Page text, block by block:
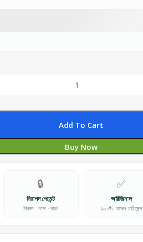
Add To Cart
Buy Now
🔒
নিরাপদ পেমেন্ট
বিকাশ · নগদ · কার্ড
✅
অরিজিনাল
১০০% আসল লাইসেন্স